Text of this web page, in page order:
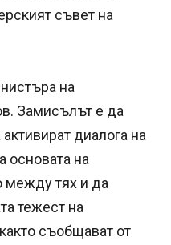
съвет на
на
Замисълът е да
диалога на
основата на
между тях и да
тежест на
съобщават от